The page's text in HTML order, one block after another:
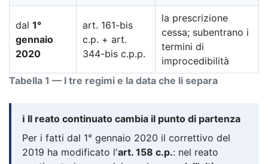
Tabella 1 — I tre regimi e la data che li separa
dal 1°
gennaio
2020
art. 161-bis
c.p. + art.
344-bis c.p.p.
la prescrizione
cessa; subentrano i
termini di
improcedibilità
ℹ️ Il reato continuato cambia il punto di partenza
Per i fatti dal 1° gennaio 2020 il correttivo del
2019 ha modificato l'art. 158 c.p.: nel reato